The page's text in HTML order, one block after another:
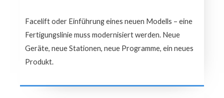
Facelift oder Einführung eines neuen Modells – eine
Fertigungslinie muss modernisiert werden. Neue
Geräte, neue Stationen, neue Programme, ein neues
Produkt.